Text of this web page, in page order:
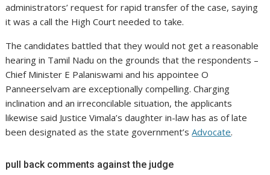
administrators’ request for rapid transfer of the case, saying
it was a call the High Court needed to take.
The candidates battled that they would not get a reasonable
hearing in Tamil Nadu on the grounds that the respondents –
Chief Minister E Palaniswami and his appointee O
Panneerselvam are exceptionally compelling. Charging
inclination and an irreconcilable situation, the applicants
likewise said Justice Vimala’s daughter in-law has as of late
been designated as the state government’sAdvocate.
pull back comments against the judge